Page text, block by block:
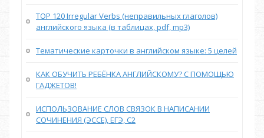
TOP 120 Irregular Verbs (неправильных глаголов)
английского языка (в таблицах, pdf, mp3)
Тематические карточки в английском языке: 5 целей
КАК ОБУЧИТЬ РЕБЁНКА АНГЛИЙСКОМУ? С ПОМОЩЬЮ
ГАДЖЕТОВ!
ИСПОЛЬЗОВАНИЕ СЛОВ СВЯЗОК В НАПИСАНИИ
СОЧИНЕНИЯ (ЭССЕ), ЕГЭ, С2